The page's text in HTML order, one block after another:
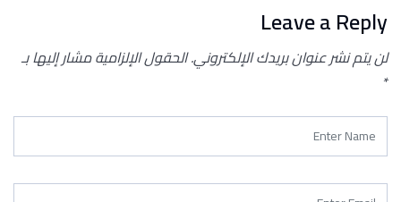
Leave a Reply
لن يتم نشر عنوان بريدك الإلكتروني.الحقول الإلزامية مشار إليها بـ
*